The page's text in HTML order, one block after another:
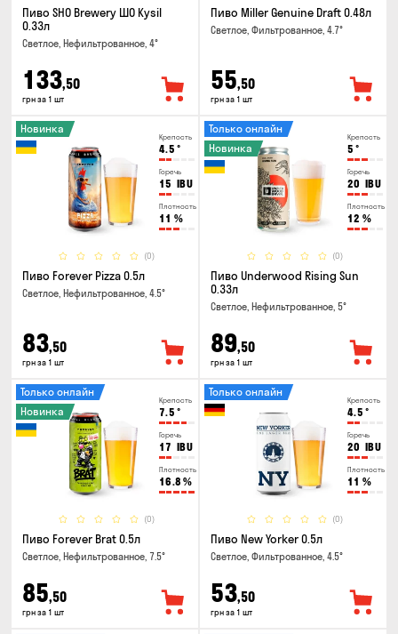
Пиво SHO Brewery ШО Kysil
0.33л
Светлое, Нефильтрованное, 4°
133,50
грн за 1 шт
Пиво Miller Genuine Draft 0.48л
Светлое, Фильтрованное, 4.7°
55,50
грн за 1 шт
Крепость
4.5 °
Горечь
15 IBU
Плотность
11 %
(0)
Новинка
Пиво Forever Pizza 0.5л
Светлое, Нефильтрованное, 4.5°
83,50
грн за 1 шт
Крепость
5 °
Горечь
20 IBU
Плотность
12 %
(0)
Только онлайн
Новинка
Пиво Underwood Rising Sun
0.33л
Светлое, Нефильтрованное, 5°
89,50
грн за 1 шт
Крепость
7.5 °
Горечь
17 IBU
Плотность
16.8 %
(0)
Только онлайн
Новинка
Пиво Forever Brat 0.5л
Светлое, Нефильтрованное, 7.5°
85,50
грн за 1 шт
Крепость
4.5 °
Горечь
20 IBU
Плотность
11 %
(0)
Только онлайн
Пиво New Yorker 0.5л
Светлое, Фильтрованное, 4.5°
53,50
грн за 1 шт